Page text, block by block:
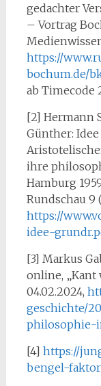
gedachter
– Vortrag
https://
bochum.de/
ab Timecode
[2] Hermann
Günther:
ihre
Hamburg
Rundschau 9
https://
idee-
[3] Markus
online, „Kant
04.02.2024,
geschichte/
philosophie-
[4] https://
bengel-faktor